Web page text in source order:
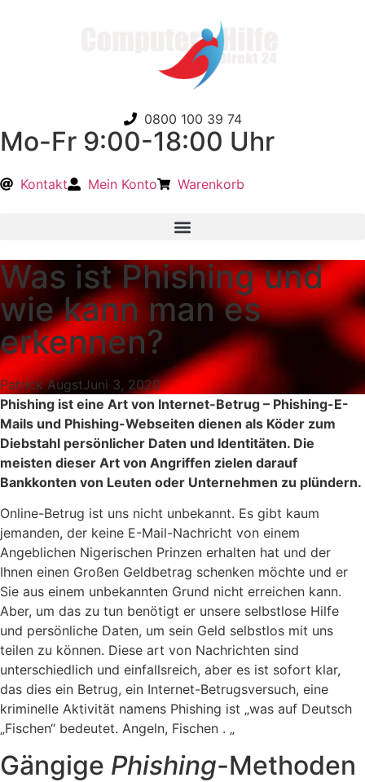
0800 100 39 74
Mo-Fr 9:00-18:00 Uhr
Kontakt Mein Konto Warenkorb
Was ist Phishing und
wie kann man es
erkennen?
Patrick AugstJuni 3, 2020
Phishing ist eine Art von Internet-Betrug – Phishing-E-
Mails und Phishing-Webseiten dienen als Köder zum
Diebstahl persönlicher Daten und Identitäten. Die
meisten dieser Art von Angriffen zielen darauf
Bankkonten von Leuten oder Unternehmen zu plündern.
Online-Betrug ist uns nicht unbekannt. Es gibt kaum
jemanden, der keine E-Mail-Nachricht von einem
Angeblichen Nigerischen Prinzen erhalten hat und der
Ihnen einen Großen Geldbetrag schenken möchte und er
Sie aus einem unbekannten Grund nicht erreichen kann.
Aber, um das zu tun benötigt er unsere selbstlose Hilfe
und persönliche Daten, um sein Geld selbstlos mit uns
teilen zu können. Diese art von Nachrichten sind
unterschiedlich und einfallsreich, aber es ist sofort klar,
das dies ein Betrug, ein Internet-Betrugsversuch, eine
kriminelle Aktivität namens Phishing ist „was auf Deutsch
„Fischen“ bedeutet. Angeln, Fischen . „
Gängige Phishing-Methoden